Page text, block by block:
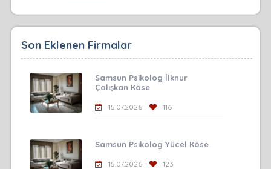
Son Eklenen Firmalar
Samsun Psikolog İlknur
Çalışkan Köse
15.07.2026 116
Samsun Psikolog Yücel Köse
15.07.2026 123